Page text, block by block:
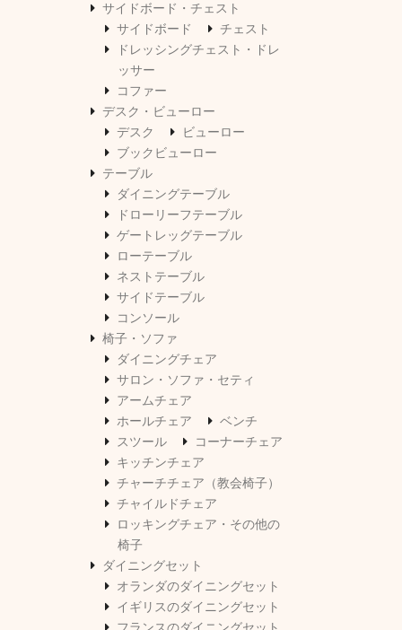
サイドボード・チェスト
サイドボード
チェスト
ドレッシングチェスト・ドレ
ッサー
コファー
デスク・ビューロー
デスク
ビューロー
ブックビューロー
テーブル
ダイニングテーブル
ドローリーフテーブル
ゲートレッグテーブル
ローテーブル
ネストテーブル
サイドテーブル
コンソール
椅子・ソファ
ダイニングチェア
サロン・ソファ・セティ
アームチェア
ホールチェア
ベンチ
スツール
コーナーチェア
キッチンチェア
チャーチチェア（教会椅子）
チャイルドチェア
ロッキングチェア・その他の
椅子
ダイニングセット
オランダのダイニングセット
イギリスのダイニングセット